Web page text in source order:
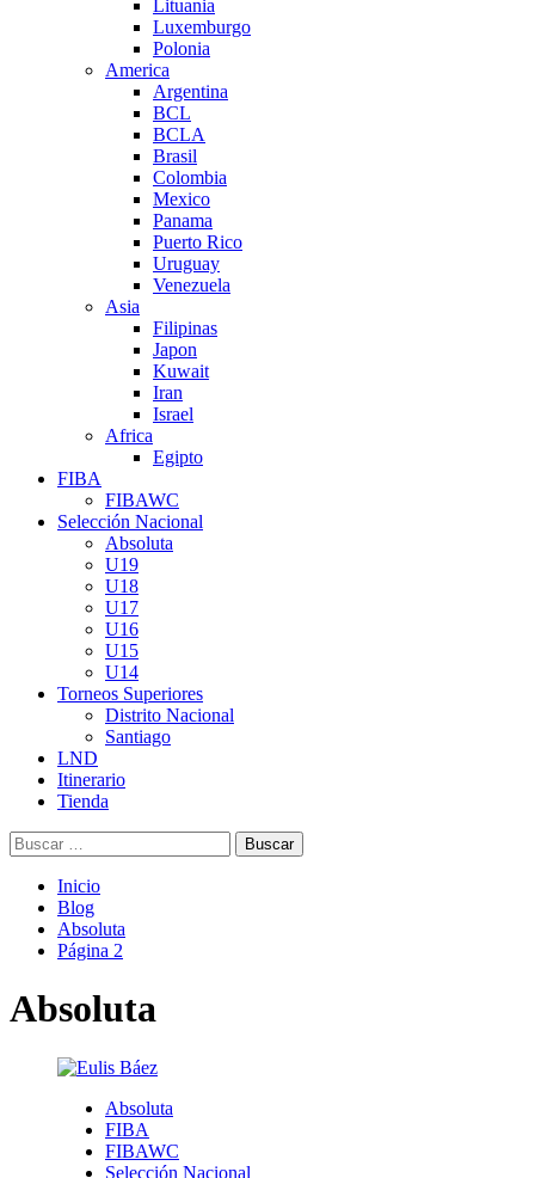
Lituania
Luxemburgo
Polonia
America
Argentina
BCL
BCLA
Brasil
Colombia
Mexico
Panama
Puerto Rico
Uruguay
Venezuela
Asia
Filipinas
Japon
Kuwait
Iran
Israel
Africa
Egipto
FIBA
FIBAWC
Selección Nacional
Absoluta
U19
U18
U17
U16
U15
U14
Torneos Superiores
Distrito Nacional
Santiago
LND
Itinerario
Tienda
Buscar:
Inicio
Blog
Absoluta
Página 2
Absoluta
Absoluta
FIBA
FIBAWC
Selección Nacional